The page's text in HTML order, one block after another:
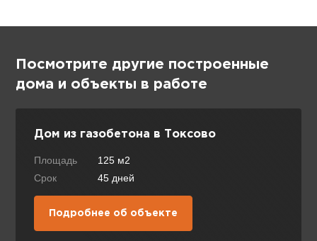
Посмотрите другие построенные
дома и объекты в работе
Дом из газобетона в Токсово
Площадь
125 м2
Срок
45 дней
Подробнее об объекте